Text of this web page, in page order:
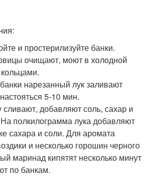
и простерилизуйте банки.
очищают, моют в холодной
нарезанный лук заливают
5-10 мин.
сливают, добавляют соль, сахар и
полкилограмма лука добавляют
сахара и соли. Для аромата
и несколько горошин черного
маринад кипятят несколько минут
по банкам.